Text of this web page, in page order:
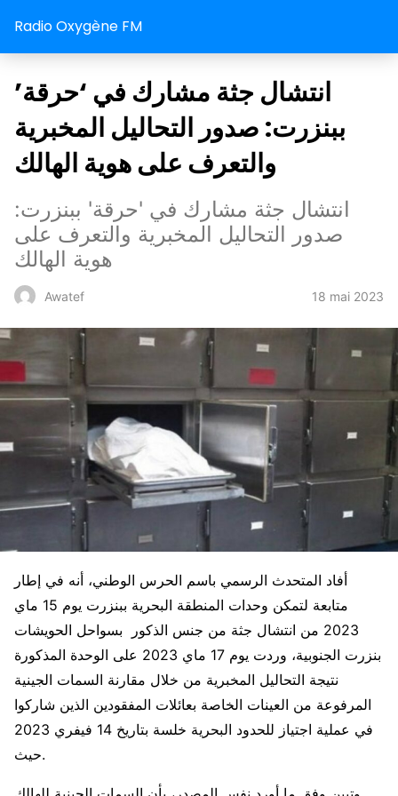
Radio Oxygène FM
انتشال جثة مشارك في ‘حرقة’
ببنزرت: صدور التحاليل المخبرية
والتعرف على هوية الهالك
انتشال جثة مشارك في 'حرقة' ببنزرت:
صدور التحاليل المخبرية والتعرف على
هوية الهالك
Awatef 18 mai 2023
أفاد المتحدث الرسمي باسم الحرس الوطني، أنه في إطار
متابعة لتمكن وحدات المنطقة البحرية ببنزرت يوم 15 ماي
2023 من انتشال جثة من جنس الذكور بسواحل الحويشات
بنزرت الجنوبية، وردت يوم 17 ماي 2023 على الوحدة المذكورة
نتيجة التحاليل المخبرية من خلال مقارنة السمات الجينية
المرفوعة من العينات الخاصة بعائلات المفقودين الذين شاركوا
في عملية اجتياز للحدود البحرية خلسة بتاريخ 14 فيفري 2023
حيث.